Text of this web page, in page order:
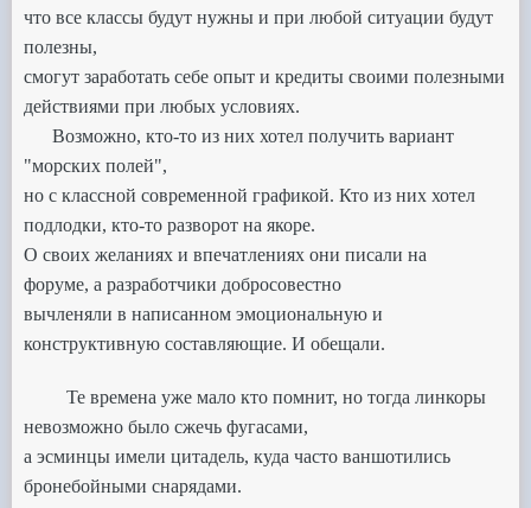
что все классы будут нужны и при любой ситуации будут
полезны,
смогут заработать себе опыт и кредиты своими полезными
действиями при любых условиях.
Возможно, кто-то из них хотел получить вариант
"морских полей",
но с классной современной графикой. Кто из них хотел
подлодки, кто-то разворот на якоре.
О своих желаниях и впечатлениях они писали на
форуме, а разработчики добросовестно
вычленяли в написанном эмоциональную и
конструктивную составляющие. И обещали.
Те времена уже мало кто помнит, но тогда линкоры
невозможно было сжечь фугасами,
а эсминцы имели цитадель, куда часто ваншотились
бронебойными снарядами.